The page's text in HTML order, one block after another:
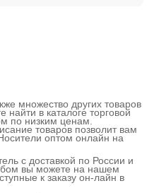
множество других товаров
найти в каталоге торговой
по низким ценам.
товаров позволит вам
оптом онлайн на
с доставкой по России и
вы можете на нашем
к заказу он-лайн в